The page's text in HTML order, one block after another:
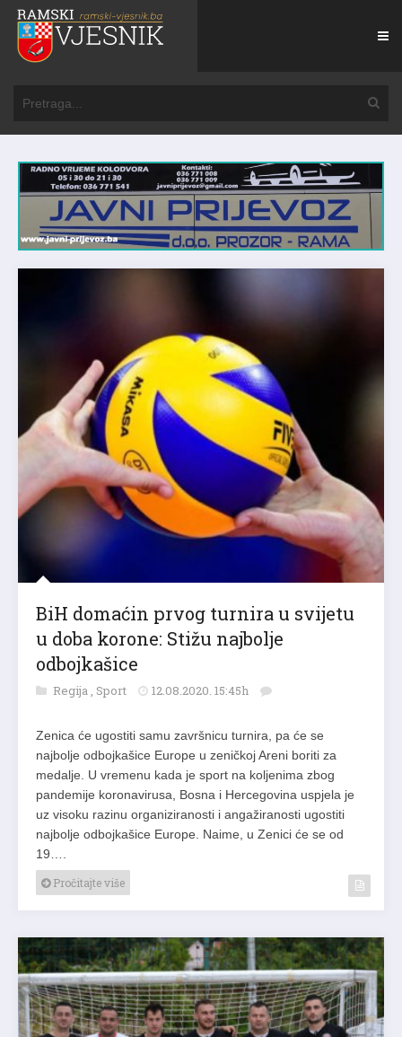
BiH domaćin prvog turnira u svijetu
u doba korone: Stižu najbolje
odbojkašice
Regija , Sport 12.08.2020. 15:45h
Zenica će ugostiti samu završnicu turnira, pa će se
najbolje odbojkašice Europe u zeničkoj Areni boriti za
medalje. U vremenu kada je sport na koljenima zbog
pandemije koronavirusa, Bosna i Hercegovina uspjela je
uz visoku razinu organiziranosti i angažiranosti ugostiti
najbolje odbojkašice Europe. Naime, u Zenici će se od
19….
Pročitajte više